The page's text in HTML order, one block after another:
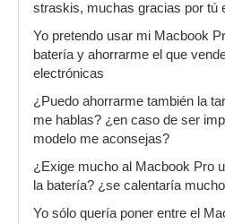
straskis, muchas gracias por tú
Yo pretendo usar mi Macbook
batería y ahorrarme el que
electrónicas
¿Puedo ahorrarme también la
me hablas? ¿en caso de ser
modelo me aconsejas?
¿Exige mucho al Macbook Pro
la batería? ¿se calentaría
Yo sólo quería poner entre el